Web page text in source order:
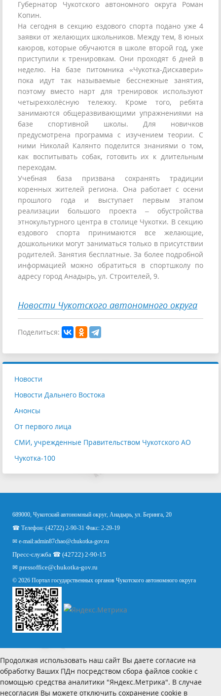
Губернатор Чукотского автономного округа Роман
Копин.
На сегодня в секцию ездового спорта подано уже 4
заявки от желающих школьников. Между тем, 8 юных
каюров, которые обучаются в школе второй год, уже
приступили к тренировкам. Они проходят 6 дней в
неделю. На базе питомника «Чукотка-Дискавери»
пока идут так называемые бесснежные занятия,
поэтому вместо нарт для тренировок используют
четырехколёсную тележку. Кроме того, ребята
занимаются общеразвивающими упражнениями на
базе спортивной школы. Для новичков
предусмотрена программа с изучением теории. С
ними Николай Калянто поделится знаниями о том,
как воспитывать собак, готовить их к длительным
переходам.
Учебная база призвана сохранять традиции
коренных жителей региона. Она работает с осени
прошлого года и выступает первым этапом
реализации большого проекта – обустройства
этнокультурного центра в столице Чукотки. В секцию
ездового спорта принимаются все желающие,
дошкольники могут заниматься только в присутствии
родителей. Занятия бесплатные. За более подробной
информацией можно обратиться в спортшколу по
адресу город Анадырь, ул. Строителей, 9.
Новости Чукотского автономного округа
Поделиться:
Новости
Новости Дальнего Востока
Анонсы
От первого лица
СМИ, учрежденные Правительством Чукотского АО
Чукотка-100
689000, Чукотский автономный округ, Анадырь, ул. Беринга, 20
☎ Телефон: (42722) 2-90-31 Факс: 2-29-19
✉ e-mail:admin87chao@chukotka-gov.ru
Пресс-служба ☎ (42722) 2-90-15
✉ pressoffice@chukotka-gov.ru
© 2026 Портал государственных органов Чукотского автономного округа
Продолжая использовать наш сайт Вы даете согласие на
обработку Ваших ПДн посредством сбора файлов cookie с
помощью средства аналитики "Яндекс.Метрика". В случае
несогласия Вы можете отключить сохранение cookie в